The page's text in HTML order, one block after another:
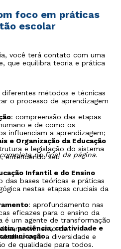
foco em práticas
escolar
você terá contato com uma
que equilibra teoria e prática
métodos e técnicas
o processo de aprendizagem
: compreensão das etapas
e de como os
influenciam a aprendizagem;
e Organização da Educação
e legislação do sistema
entendendo seu
Infantil e do Ensino
das bases teóricas e práticas
nestas etapas cruciais da
: aprofundamento nas
eficazes para o ensino da
de
com a diversidade e
de qualidade para todos.
no final da página.
é um agente de transformação
paciência, criatividade e
.